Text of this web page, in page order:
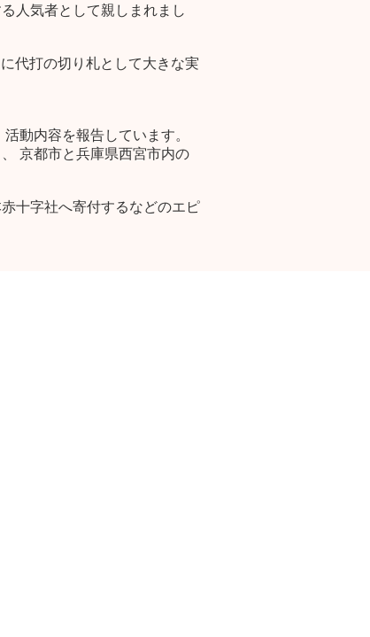
人気者として親しまれまし
代打の切り札として大きな実
動内容を報告しています。
京都市と兵庫県西宮市内の
十字社へ寄付するなどのエピ